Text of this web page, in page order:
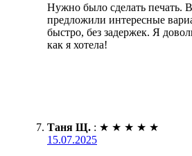
Нужно было сделать печать.
предложили интересные
быстро, без задержек. Я
как я хотела!
Таня Щ. : ★ ★ ★ ★ ★
15.07.2025